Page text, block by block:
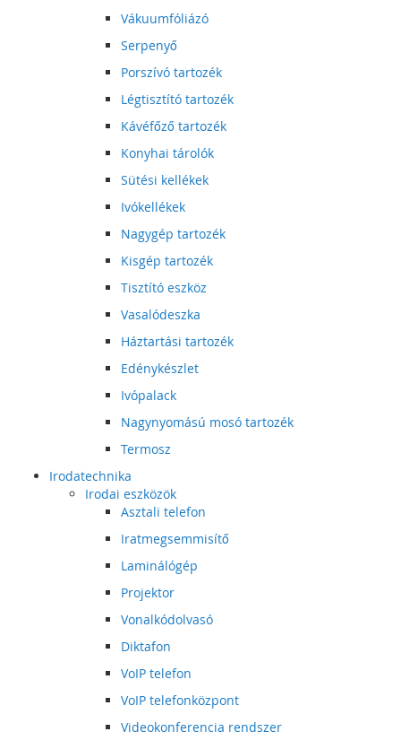
Vákuumfóliázó
Serpenyő
Porszívó tartozék
Légtisztító tartozék
Kávéfőző tartozék
Konyhai tárolók
Sütési kellékek
Ivókellékek
Nagygép tartozék
Kisgép tartozék
Tisztító eszköz
Vasalódeszka
Háztartási tartozék
Edénykészlet
Ivópalack
Nagynyomású mosó tartozék
Termosz
Irodatechnika
Irodai eszközök
Asztali telefon
Iratmegsemmisítő
Laminálógép
Projektor
Vonalkódolvasó
Diktafon
VoIP telefon
VoIP telefonközpont
Videokonferencia rendszer